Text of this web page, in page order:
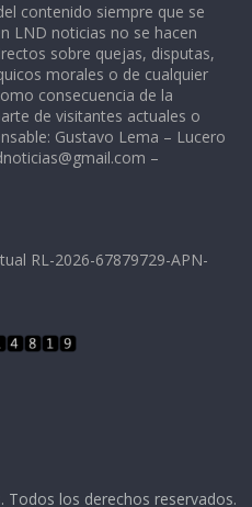
contenido siempre que se
LND noticias no se hacen
sobre quejas, disputas,
morales o de cualquier
consecuencia de la
de visitantes actuales o
Gustavo Lema – Lucero
–
RL-2026-67879729-APN-
. Todos los derechos reservados.